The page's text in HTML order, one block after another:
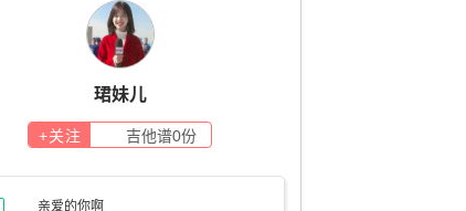
珺妹儿
+关注 吉他谱0份
亲爱的你啊